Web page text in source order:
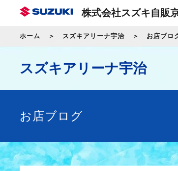
株式会社スズキ自販
ホーム スズキアリーナ宇治 お店ブロ
スズキアリーナ宇治
お店ブログ